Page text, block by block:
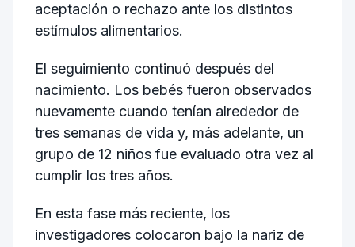
aceptación o rechazo ante los distintos
estímulos alimentarios.
El seguimiento continuó después del
nacimiento. Los bebés fueron observados
nuevamente cuando tenían alrededor de
tres semanas de vida y, más adelante, un
grupo de 12 niños fue evaluado otra vez al
cumplir los tres años.
En esta fase más reciente, los
investigadores colocaron bajo la nariz de